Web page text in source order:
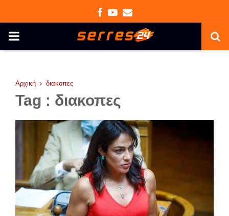
Facebook
Youtube
Email
PRIMARY
Αρχική διακοπες
Tag : διακοπες